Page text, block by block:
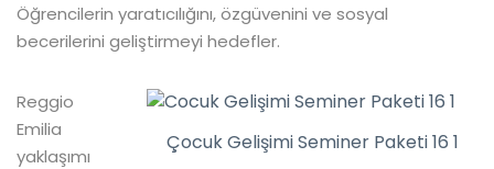
Öğrencilerin yaratıcılığını, özgüvenini ve sosyal
becerilerini geliştirmeyi hedefler.
Çocuk Gelişimi Seminer Paketi 16 1
Reggio
Emilia
yaklaşımı